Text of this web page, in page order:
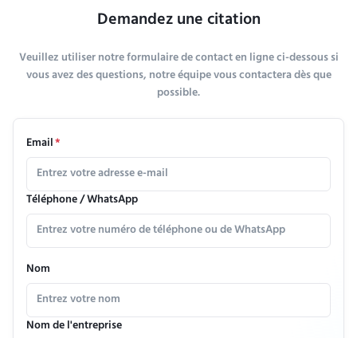
Demandez une citation
Veuillez utiliser notre formulaire de contact en ligne ci-dessous si
vous avez des questions, notre équipe vous contactera dès que
possible.
Email*
Téléphone / WhatsApp
Nom
Nom de l'entreprise